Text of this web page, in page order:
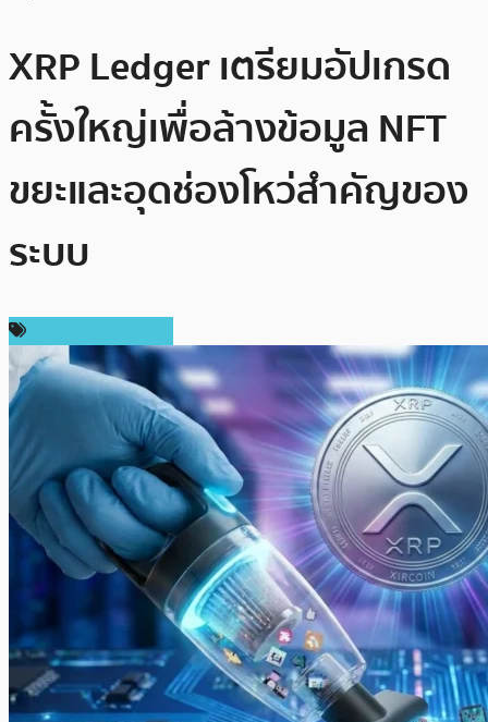
XRP Ledger เตรียมอัปเกรด
ครั้งใหญ่เพื่อล้างข้อมูล NFT
ขยะและอุดช่องโหว่สำคัญของ
ระบบ